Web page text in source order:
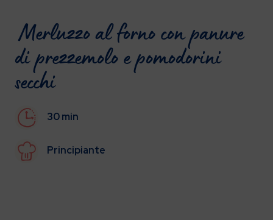
Merluzzo al forno con panure
di prezzemolo e pomodorini
secchi
30 min
Principiante